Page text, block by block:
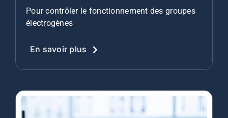
Pour contrôler le fonctionnement des groupes
électrogènes
En savoir plus